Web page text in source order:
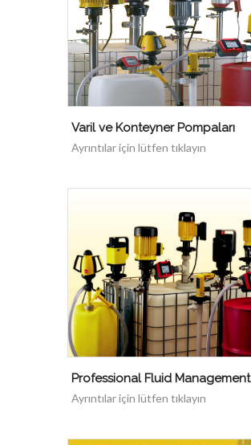
Varil ve Konteyner Pompaları
Ayrıntılar için lütfen tıklayın
Professional Fluid Management
Ayrıntılar için lütfen tıklayın